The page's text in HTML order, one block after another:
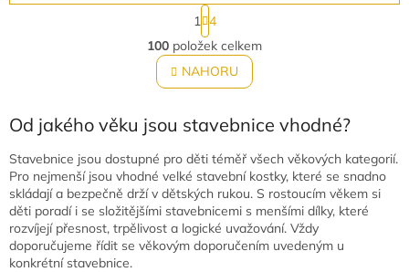
O
v
l
á
a
í
p
r
v
k
y
S
t
r
á
n
k
v
á
n
í
1 4
100 položek celkem
NAHORU
Od jakého věku jsou stavebnice vhodné?
Stavebnice jsou dostupné pro děti téměř všech věkových kategorií.
Pro nejmenší jsou vhodné velké stavební kostky, které se snadno
skládají a bezpečně drží v dětských rukou. S rostoucím věkem si
děti poradí i se složitějšími stavebnicemi s menšími dílky, které
rozvíjejí přesnost, trpělivost a logické uvažování. Vždy
doporučujeme řídit se věkovým doporučením uvedeným u
konkrétní stavebnice.